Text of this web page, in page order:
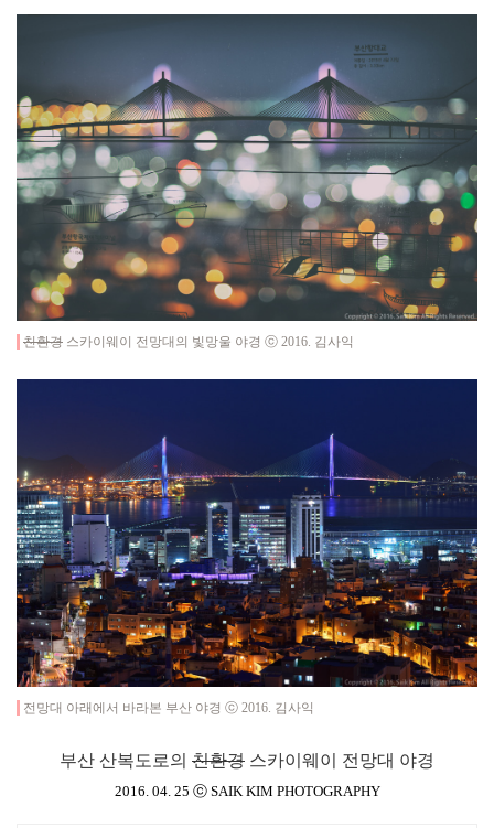
친환경 스카이웨이 전망대의 빛망울 야경 ⓒ 2016. 김사익
전망대 아래에서 바라본 부산 야경 ⓒ 2016. 김사익
부산 산복도로의 친환경 스카이웨이 전망대 야경
2016. 04. 25 ⓒ SAIK KIM PHOTOGRAPHY